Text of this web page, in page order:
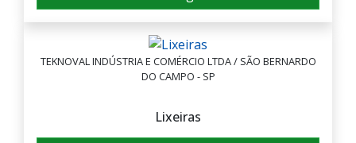
TEKNOVAL INDÚSTRIA E COMÉRCIO LTDA / SÃO BERNARDO
DO CAMPO - SP
Lixeiras